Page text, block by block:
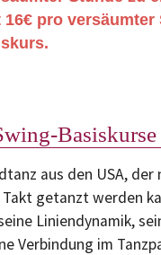
pro versäumter
Basiskurse
aus den USA, der
getanzt werden
Liniendynamik,
Verbindung im